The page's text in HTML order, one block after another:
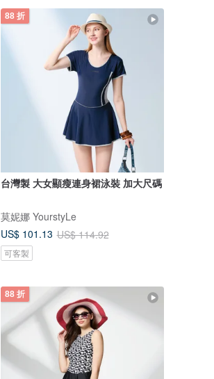
88 折
台灣製 大女顯瘦連身裙泳裝 加大尺碼
莫妮娜 YourstyLe
US$ 101.13 US$ 114.92
可客製
88 折